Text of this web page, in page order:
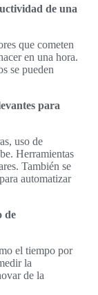
de una
que cometen
en una hora.
se pueden
para
uso de
Herramientas
También se
automatizar
de
el tiempo por
la
de la